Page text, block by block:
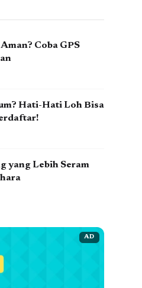
Coba GPS
Hati-Hati Loh Bisa
yang Lebih Seram
AD